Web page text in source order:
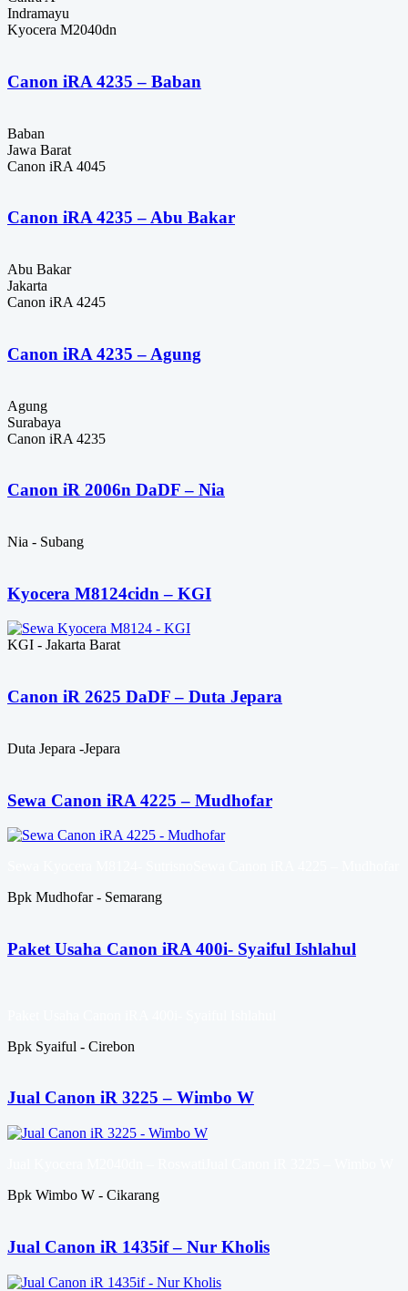
Indramayu
Kyocera M2040dn
Canon iRA 4235 – Baban
Baban
Jawa Barat
Canon iRA 4045
Canon iRA 4235 – Abu Bakar
Abu Bakar
Jakarta
Canon iRA 4245
Canon iRA 4235 – Agung
Agung
Surabaya
Canon iRA 4235
Canon iR 2006n DaDF – Nia
Nia - Subang
Kyocera M8124cidn – KGI
KGI - Jakarta Barat
Canon iR 2625 DaDF – Duta Jepara
Duta Jepara -Jepara
Sewa Canon iRA 4225 – Mudhofar
Bpk Mudhofar - Semarang
Paket Usaha Canon iRA 400i- Syaiful Ishlahul
Bpk Syaiful - Cirebon
Jual Canon iR 3225 – Wimbo W
Bpk Wimbo W - Cikarang
Jual Canon iR 1435if – Nur Kholis